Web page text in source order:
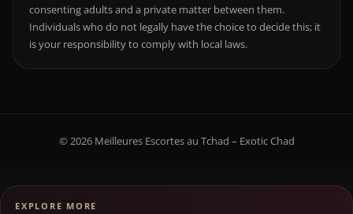
EXPLORE MORE
consenting adults and a private matter between them.
Individuals who do not legally have the choice to decide this; it
is your responsibility to comply with local laws.
© 2026 Meilleures Escortes au Tchad – Exotic Chad